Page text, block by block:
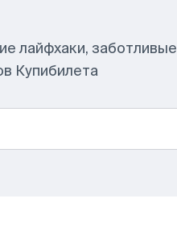
лайфхаки, заботливые
Купибилета